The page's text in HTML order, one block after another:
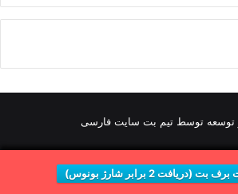
توسط تیم بت سایت فارسی
(دریافت 2 برابر شارژ بونوس)